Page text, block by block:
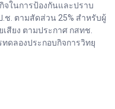
จในการป้องกันและปราบ
ช. ตามสัดส่วน 25% สำหรับผู้
สียง ตามประกาศ กสทช.
ดลองประกอบกิจการวิทยุ